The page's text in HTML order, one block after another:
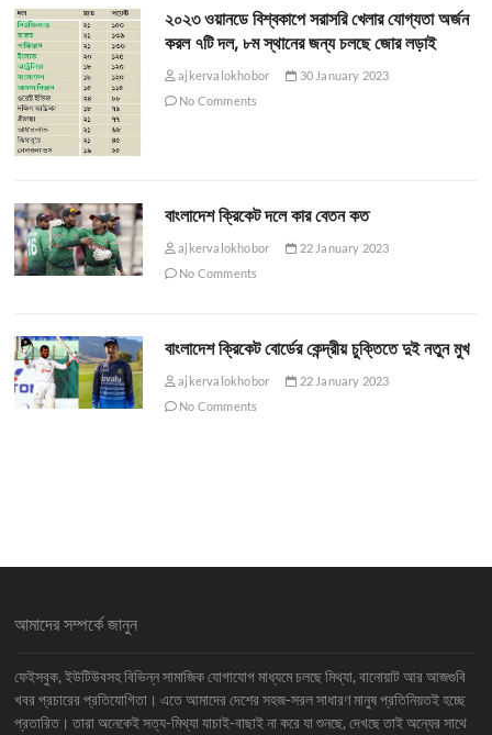
২০২৩ ওয়ানডে বিশ্বকাপে সরাসরি খেলার যোগ্যতা অর্জন
করল ৭টি দল, ৮ম স্থানের জন্য চলছে জোর লড়াই
ajkervalokhobor
30 January 2023
No Comments
বাংলাদেশ ক্রিকেট দলে কার বেতন কত
ajkervalokhobor
22 January 2023
No Comments
বাংলাদেশ ক্রিকেট বোর্ডের কেন্দ্রীয় চুক্তিতে দুই নতুন মুখ
ajkervalokhobor
22 January 2023
No Comments
আমাদের সম্পর্কে জানুন
ফেইসবুক, ইউটিউবসহ বিভিন্ন সামাজিক যোগাযোগ মাধ্যমে চলছে মিথ্যা, বানোয়াট আর আজগুবি
খবর প্রচারের প্রতিযোগিতা। এতে আমাদের দেশের সহজ-সরল সাধারণ মানুষ প্রতিনিয়তই হচ্ছে
প্রতারিত। তারা অনেকেই সত্য-মিথ্যা যাচাই-বাছাই না করে যা শুনছে, দেখছে তাই অন্যের সাথে